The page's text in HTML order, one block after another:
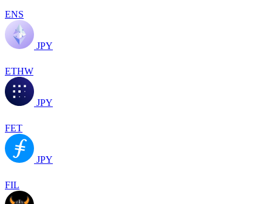
ENS
JPY
ETHW
JPY
FET
JPY
FIL